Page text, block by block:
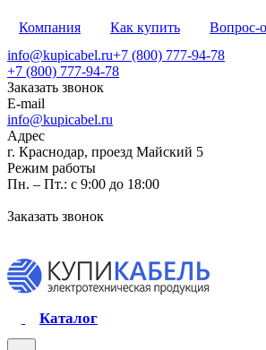
Компания Как купить Вопрос-
info@kupicabel.ru+7 (800) 777-94-78
+7 (800) 777-94-78
Заказать звонок
E-mail
info@kupicabel.ru
Адрес
г. Краснодар, проезд Майский 5
Режим работы
Пн. – Пт.: с 9:00 до 18:00
Заказать звонок
Каталог